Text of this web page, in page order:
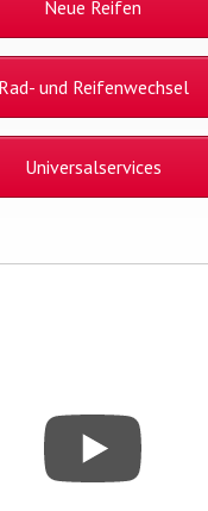
Neue Reifen
Rad- und Reifenwechsel
Universalservices